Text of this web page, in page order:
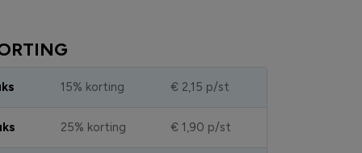
15% korting € 2,15 p/st
25% korting € 1,90 p/st